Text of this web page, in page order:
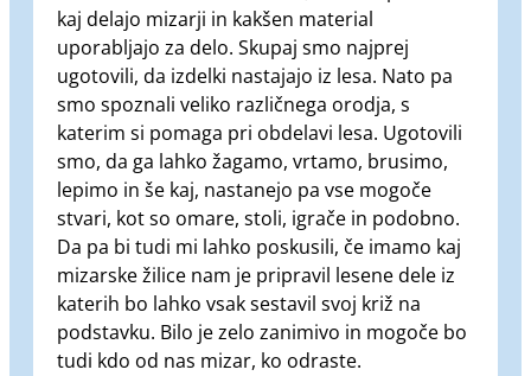
kaj delajo mizarji in kakšen material
uporabljajo za delo. Skupaj smo najprej
ugotovili, da izdelki nastajajo iz lesa. Nato pa
smo spoznali veliko različnega orodja, s
katerim si pomaga pri obdelavi lesa. Ugotovili
smo, da ga lahko žagamo, vrtamo, brusimo,
lepimo in še kaj, nastanejo pa vse mogoče
stvari, kot so omare, stoli, igrače in podobno.
Da pa bi tudi mi lahko poskusili, če imamo kaj
mizarske žilice nam je pripravil lesene dele iz
katerih bo lahko vsak sestavil svoj križ na
podstavku. Bilo je zelo zanimivo in mogoče bo
tudi kdo od nas mizar, ko odraste.